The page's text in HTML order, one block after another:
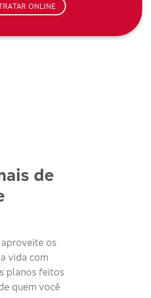
ONLINE
de
os
vida com
planos feitos
quem você